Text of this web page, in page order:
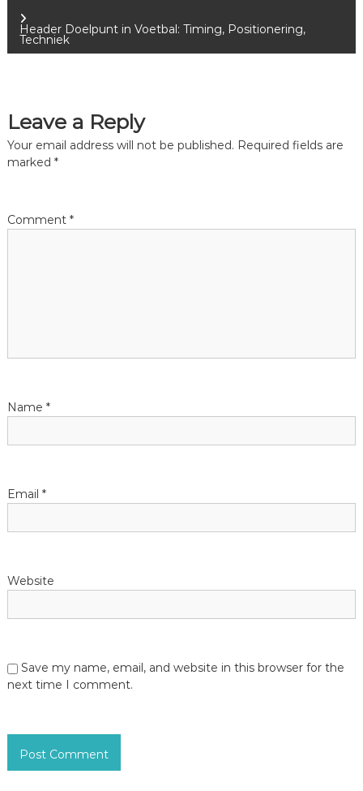
s
n
a
i
o
Header Doelpunt in Voetbal: Timing, Positionering,
Techniek
Leave a Reply
Your email address will not be published. Required fields are
marked *
Comment *
Name *
Email *
Website
Save my name, email, and website in this browser for the
next time I comment.